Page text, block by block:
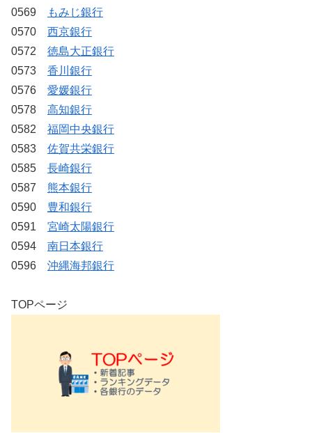
0569
もみじ銀行
0570 西京銀行
0572 徳島大正銀行
0573 香川銀行
0576 愛媛銀行
0578 高知銀行
0582 福岡中央銀行
0583 佐賀共栄銀行
0585 長崎銀行
0587 熊本銀行
0590 豊和銀行
0591 宮崎太陽銀行
0594 南日本銀行
0596 沖縄海邦銀行
TOPページ